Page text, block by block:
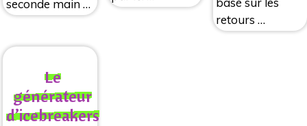
seconde main …
retours …
Le
générateur
d’icebreakers